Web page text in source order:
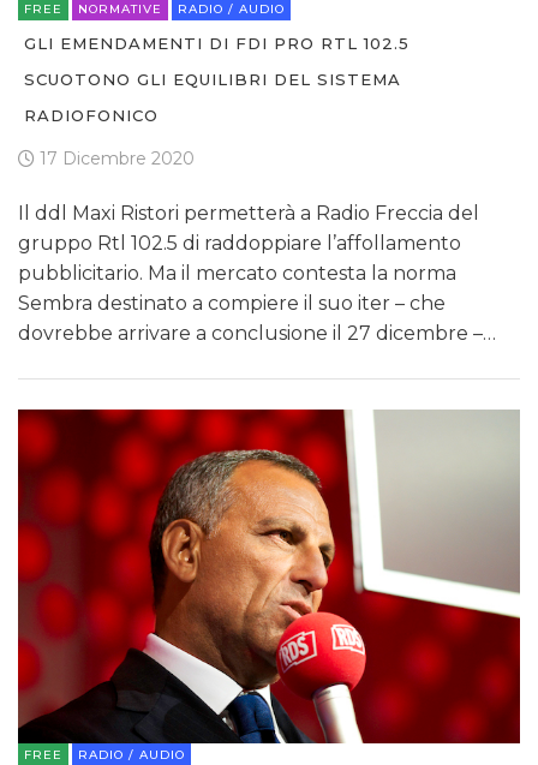
FREE NORMATIVE RADIO / AUDIO
GLI EMENDAMENTI DI FDI PRO RTL 102.5
SCUOTONO GLI EQUILIBRI DEL SISTEMA
RADIOFONICO
17 Dicembre 2020
Il ddl Maxi Ristori permetterà a Radio Freccia del
gruppo Rtl 102.5 di raddoppiare l’affollamento
pubblicitario. Ma il mercato contesta la norma
Sembra destinato a compiere il suo iter – che
dovrebbe arrivare a conclusione il 27 dicembre –…
FREE RADIO / AUDIO